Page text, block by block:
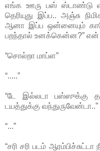
எங்க ஊரு பஸ் ஸ்டாண்டு
தெரியுது இப்ப.. அஞ்சு
ஆனா இப்ப ஒன்னையும்
பறந்தால் உனக்கென்ன?” என்
“சொல்றா மாப்ள”
“.....”
“டே இல்லடா பஸ்ஸுக்கு
டயத்துக்கு வந்துருவேன்டா..”
“...”
“சரி சரி படம்